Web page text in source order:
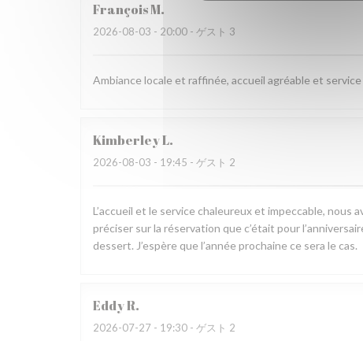
FrançoisM
2026-08-03 - 20:00 - ゲスト 3
Ambiance locale et raffinée, accueil agréable et
KimberleyL
2026-08-03 - 19:45 - ゲスト 2
L’accueil et le service chaleureux et impeccable, nous
préciser sur la réservation que c’était pour
dessert. J’espère que l’année prochaine ce sera le cas.
EddyR
2026-07-27 - 19:30 - ゲスト 2